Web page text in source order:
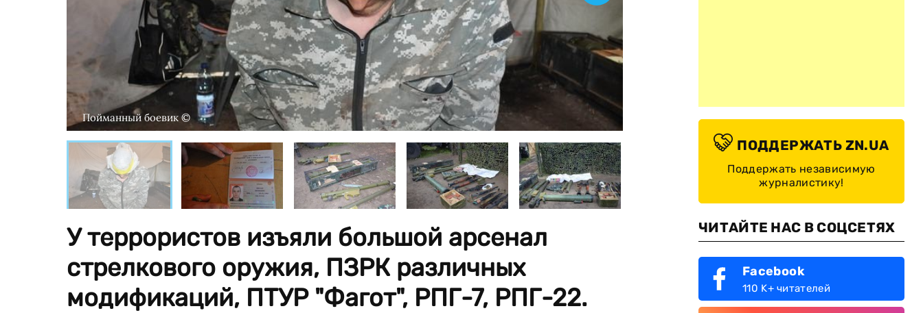
Пойманный боевик © Боевики прибывают на Донбасс из России ©
У террористов изъяли большой арсенал
стрелкового оружия, ПЗРК различных
модификаций, ПТУР "Фагот", РПГ-7, РПГ-22.
ПОДДЕРЖАТЬ ZN.UA
Поддержать независимую
журналистику!
ЧИТАЙТЕ НАС В СОЦСЕТЯХ
Facebook
110 K+ читателей